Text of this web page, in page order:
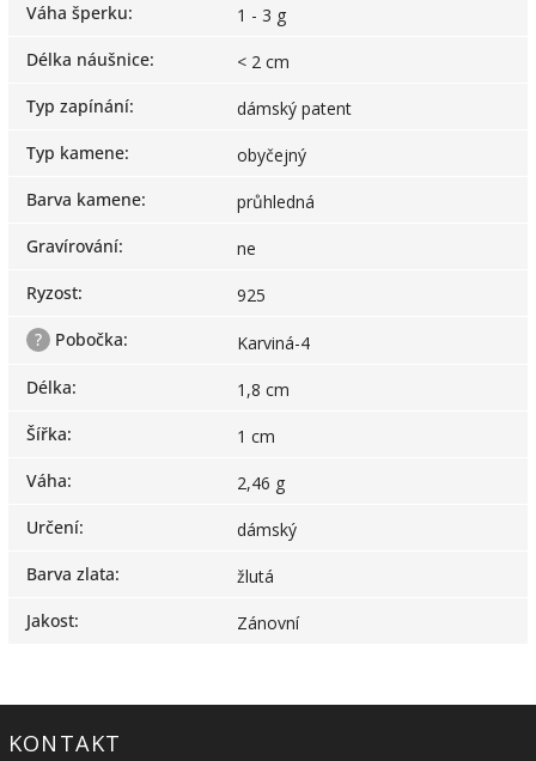
Váha šperku:
1 - 3 g
Délka náušnice:
< 2 cm
Typ zapínání:
dámský patent
Typ kamene:
obyčejný
Barva kamene:
průhledná
Gravírování:
ne
Ryzost:
925
?
Pobočka:
Karviná-4
Délka:
1,8 cm
Šířka:
1 cm
Váha:
2,46 g
Určení:
dámský
Barva zlata:
žlutá
Jakost: Zánovní
KONTAKT